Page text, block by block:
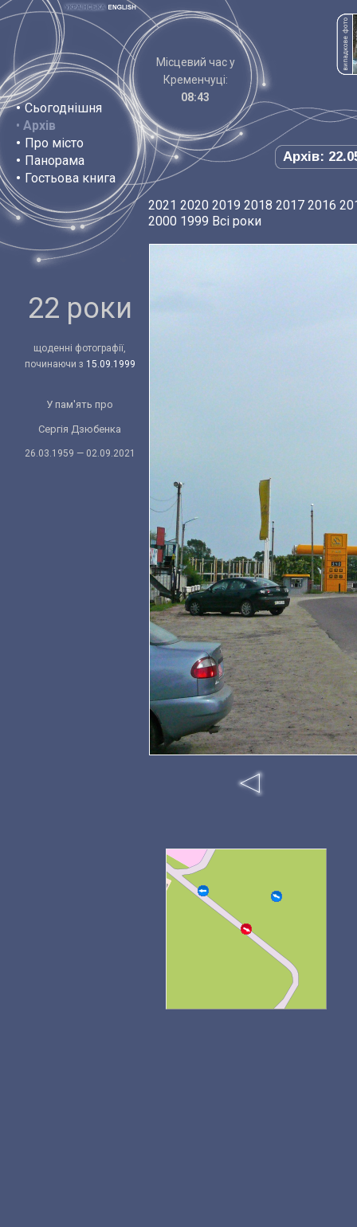
• Сьогоднішня
• Архів
• Про місто
• Панорама
• Гостьова книга
Місцевий час у
Кременчуці:
08:43
Архів:
22 роки
щоденні фотографії,
починаючи з 15.09.1999
У пам'ять про
Сергія Дзюбенка
26.03.1959 — 02.09.2021
2021 2020 2019 2018 2017 2016
2000 1999 Всі роки